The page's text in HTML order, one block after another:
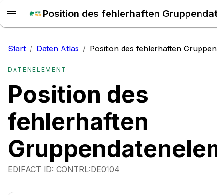
Start / Daten Atlas / Position des fehlerhaften
DATENELEMENT
Position des
fehlerhaften
EDIFACT ID: CONTRL:DE0104